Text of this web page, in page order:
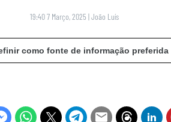
19:40 7 Março, 2025 |João Luís
como fonte de informação preferida